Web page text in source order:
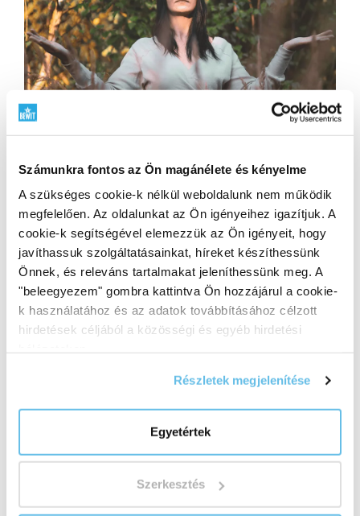
Számunkra fontos az Ön magánélete és kényelme
A szükséges cookie-k nélkül weboldalunk nem működik
megfelelően. Az oldalunkat az Ön igényeihez igazítjuk. A
cookie-k segítségével elemezzük az Ön igényeit, hogy
javíthassuk szolgáltatásainkat, híreket készíthessünk
Önnek, és releváns tartalmakat jeleníthessünk meg. A
"beleegyezem" gombra kattintva Ön hozzájárul a cookie-
k használatához és az adatok továbbításához célzott
hirdetések céljából a közösségi és egyéb hirdetési
Részletek megjelenítése
Egyetértek
Szerkesztés
Ciklikus nő: Ismerje meg ciklusa 4 fázisát,
és tanulja meg, hogyan dolgozzon velük
Elolvasom
7
Miért érdemes reishit szedni? Teljes